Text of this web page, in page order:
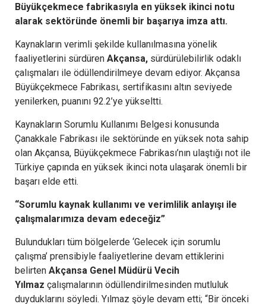
Büyükçekmece fabrikasıyla en yüksek ikinci notu
alarak sektöründe önemli bir başarıya imza attı.
Kaynakların verimli şekilde kullanılmasına yönelik
faaliyetlerini sürdüren Akçansa, sürdürülebilirlik odaklı
çalışmaları ile ödüllendirilmeye devam ediyor. Akçansa
Büyükçekmece Fabrikası, sertifikasını altın seviyede
yenilerken, puanını 92.2’ye yükseltti.
Kaynakların Sorumlu Kullanımı Belgesi konusunda
Çanakkale Fabrikası ile sektöründe en yüksek nota sahip
olan Akçansa, Büyükçekmece Fabrikası’nın ulaştığı not ile
Türkiye çapında en yüksek ikinci nota ulaşarak önemli bir
başarı elde etti.
“Sorumlu kaynak kullanımı ve verimlilik anlayışı ile
çalışmalarımıza devam edeceğiz”
Bulundukları tüm bölgelerde ‘Gelecek için sorumlu
çalışma’ prensibiyle faaliyetlerine devam ettiklerini
belirten Akçansa Genel Müdürü Vecih
Yılmaz çalışmalarının ödüllendirilmesinden mutluluk
duyduklarını söyledi. Yılmaz şöyle devam etti; “Bir önceki